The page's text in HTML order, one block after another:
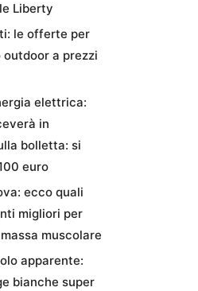
Liberty
le offerte per
outdoor a prezzi
elettrica:
in
bolletta: si
euro
ecco quali
migliori per
muscolare
apparente:
bianche super